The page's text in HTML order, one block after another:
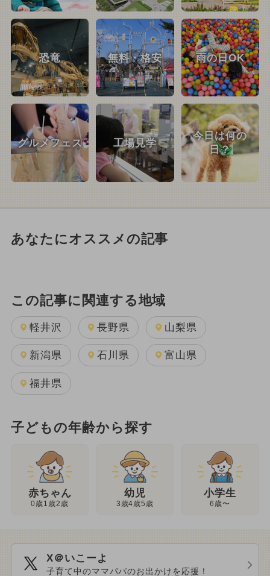
恐竜 無料・格安 雨の日OK
グルメフェス 工場見学
今日は何の
日？
あなたにオススメの記事
この記事に関連する地域
軽井沢 長野県 山梨県
新潟県 石川県 富山県
福井県
子どもの年齢から探す
赤ちゃん
0歳1歳2歳
幼児
3歳4歳5歳
小学生
6歳〜
X＠いこーよ
子育て中のママパパのお出かけを応援！